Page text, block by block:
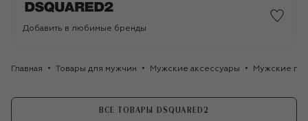
Добавить в любимые бренды
Главная Товары для мужчин Мужские аксессуары Мужские
ВСЕ ТОВАРЫ DSQUARED2